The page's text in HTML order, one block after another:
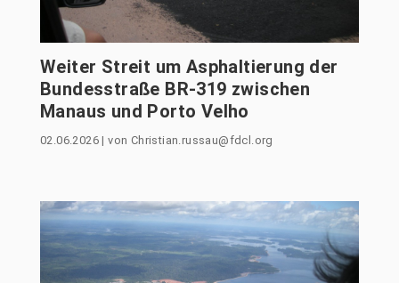
Weiter Streit um Asphaltierung der
Bundesstraße BR-319 zwischen
Manaus und Porto Velho
02.06.2026|von Christian.russau@fdcl.org